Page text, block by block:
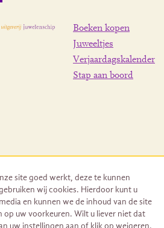
Boeken kopen
Juweeltjes
Verjaardagskalender
Stap aan boord
site goed werkt, deze te kunnen
wij cookies. Hierdoor kunt u
en kunnen we de inhoud van de site
op uw voorkeuren. Wilt u liever niet dat
uw instellingen aan of klik op weigeren.